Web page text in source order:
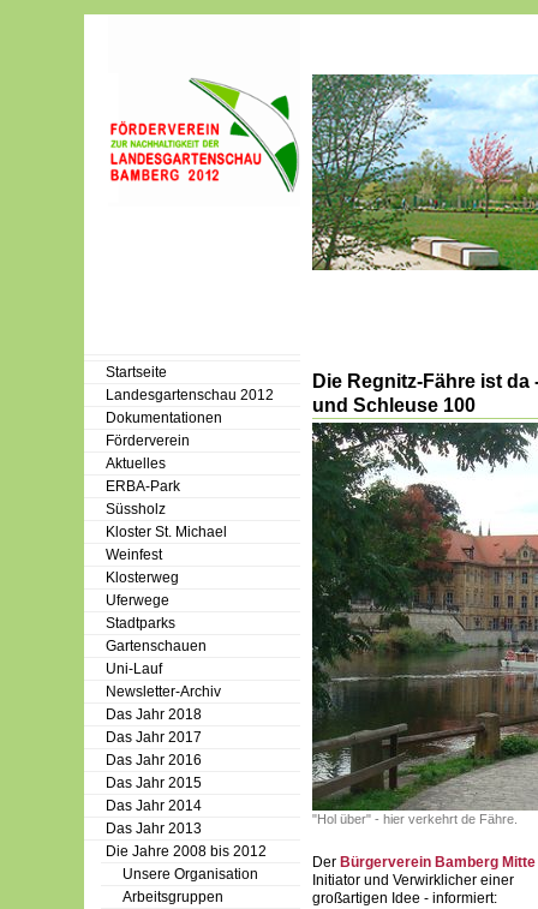
Startseite
Landesgartenschau 2012
Dokumentationen
Förderverein
Aktuelles
ERBA-Park
Süssholz
Kloster St. Michael
Weinfest
Klosterweg
Uferwege
Stadtparks
Gartenschauen
Uni-Lauf
Newsletter-Archiv
Das Jahr 2018
Das Jahr 2017
Das Jahr 2016
Das Jahr 2015
Das Jahr 2014
Das Jahr 2013
Die Jahre 2008 bis 2012
Unsere Organisation
Arbeitsgruppen
Die Regnitz-Fähre ist
und Schleuse 100
"Hol über" - hier verkehrt de Fähre.
Der Bürgerverein Bamberg Mitte
Initiator und Verwirklicher einer
großartigen Idee - informiert: